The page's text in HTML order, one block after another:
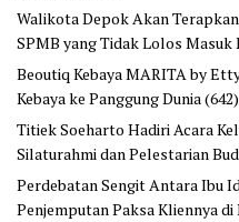
Walikota Depok Akan
SPMB yang Tidak Lolos Masuk
Beoutiq Kebaya MARITA by
Kebaya ke Panggung Dunia(642)
Titiek Soeharto Hadiri Acara
Silaturahmi dan Pelestarian
Perdebatan Sengit Antara Ibu
Penjemputan Paksa Kliennya di